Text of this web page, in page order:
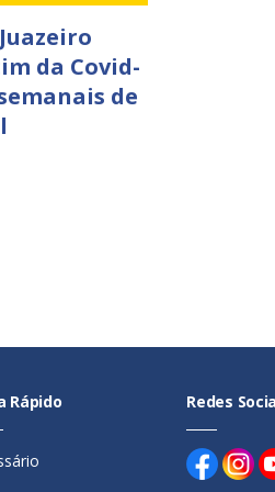
da Covid-
de
Rápido Redes